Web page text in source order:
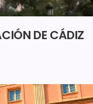
DE CÁDIZ